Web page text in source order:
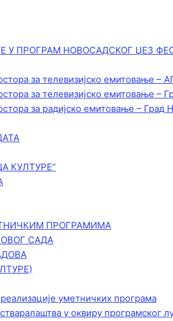
ПРОГРАМ НОВОСАДСКОГ ЏЕЗ
за телевизијско емитовање –
за телевизијско емитовање –
за радијско емитовање – Град
КУЛТУРЕ“
ПРОГРАМИМА
САДА
уметничких програма
у оквиру програмског